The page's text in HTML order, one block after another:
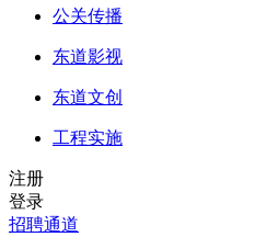
公关传播
东道影视
东道文创
工程实施
注册
登录
招聘通道